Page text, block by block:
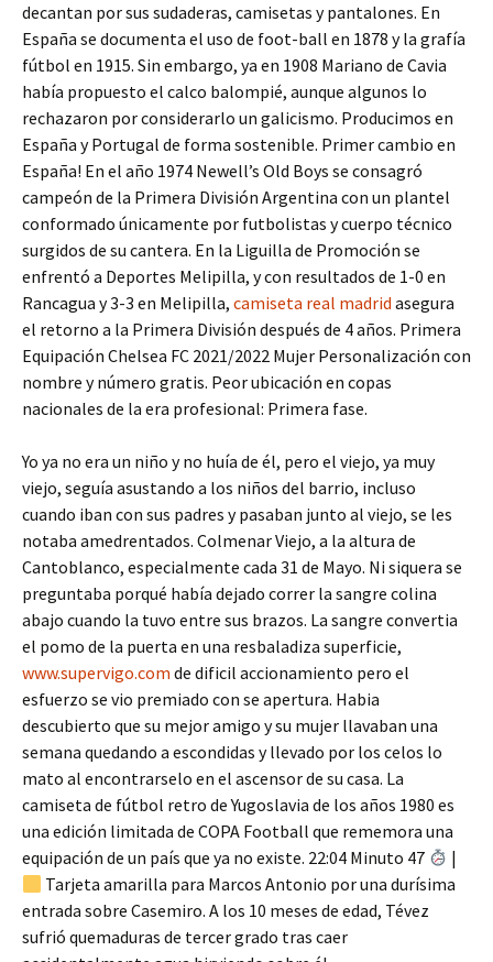
decantan por sus sudaderas, camisetas y pantalones. En
España se documenta el uso de foot-ball en 1878 y la grafía
fútbol en 1915. Sin embargo, ya en 1908 Mariano de Cavia
había propuesto el calco balompié, aunque algunos lo
rechazaron por considerarlo un galicismo. Producimos en
España y Portugal de forma sostenible. Primer cambio en
España! En el año 1974 Newell’s Old Boys se consagró
campeón de la Primera División Argentina con un plantel
conformado únicamente por futbolistas y cuerpo técnico
surgidos de su cantera. En la Liguilla de Promoción se
enfrentó a Deportes Melipilla, y con resultados de 1-0 en
Rancagua y 3-3 en Melipilla, camiseta real madrid asegura
el retorno a la Primera División después de 4 años. Primera
Equipación Chelsea FC 2021/2022 Mujer Personalización con
nombre y número gratis. Peor ubicación en copas
nacionales de la era profesional: Primera fase.
Yo ya no era un niño y no huía de él, pero el viejo, ya muy
viejo, seguía asustando a los niños del barrio, incluso
cuando iban con sus padres y pasaban junto al viejo, se les
notaba amedrentados. Colmenar Viejo, a la altura de
Cantoblanco, especialmente cada 31 de Mayo. Ni siquera se
preguntaba porqué había dejado correr la sangre colina
abajo cuando la tuvo entre sus brazos. La sangre convertia
el pomo de la puerta en una resbaladiza superficie,
www.supervigo.com de dificil accionamiento pero el
esfuerzo se vio premiado con se apertura. Habia
descubierto que su mejor amigo y su mujer llavaban una
semana quedando a escondidas y llevado por los celos lo
mato al encontrarselo en el ascensor de su casa. La
camiseta de fútbol retro de Yugoslavia de los años 1980 es
una edición limitada de COPA Football que rememora una
equipación de un país que ya no existe. 22:04 Minuto 47
|
Tarjeta amarilla para Marcos Antonio por una durísima
entrada sobre Casemiro. A los 10 meses de edad, Tévez
sufrió quemaduras de tercer grado tras caer